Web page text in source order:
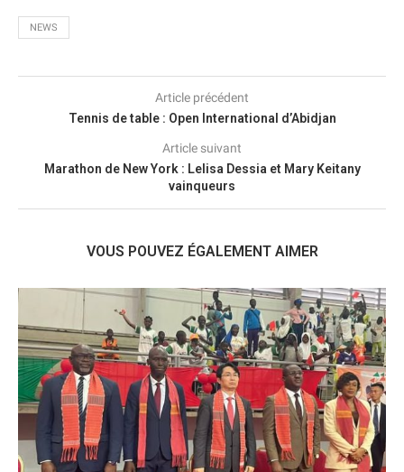
NEWS
Article précédent
Tennis de table : Open International d’Abidjan
Article suivant
Marathon de New York : Lelisa Dessia et Mary Keitany
vainqueurs
VOUS POUVEZ ÉGALEMENT AIMER